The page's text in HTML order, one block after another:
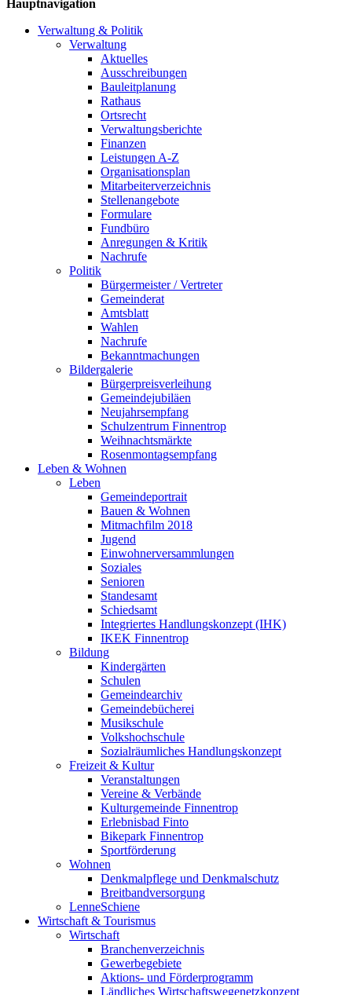
Hauptnavigation
Verwaltung & Politik
Verwaltung
Aktuelles
Ausschreibungen
Bauleitplanung
Rathaus
Ortsrecht
Verwaltungsberichte
Finanzen
Leistungen A-Z
Organisationsplan
Mitarbeiterverzeichnis
Stellenangebote
Formulare
Fundbüro
Anregungen & Kritik
Nachrufe
Politik
Bürgermeister / Vertreter
Gemeinderat
Amtsblatt
Wahlen
Nachrufe
Bekanntmachungen
Bildergalerie
Bürgerpreisverleihung
Gemeindejubiläen
Neujahrsempfang
Schulzentrum Finnentrop
Weihnachtsmärkte
Rosenmontagsempfang
Leben & Wohnen
Leben
Gemeindeportrait
Bauen & Wohnen
Mitmachfilm 2018
Jugend
Einwohnerversammlungen
Soziales
Senioren
Standesamt
Schiedsamt
Integriertes Handlungskonzept (IHK)
IKEK Finnentrop
Bildung
Kindergärten
Schulen
Gemeindearchiv
Gemeindebücherei
Musikschule
Volkshochschule
Sozialräumliches Handlungskonzept
Freizeit & Kultur
Veranstaltungen
Vereine & Verbände
Kulturgemeinde Finnentrop
Erlebnisbad Finto
Bikepark Finnentrop
Sportförderung
Wohnen
Denkmalpflege und Denkmalschutz
Breitbandversorgung
LenneSchiene
Wirtschaft & Tourismus
Wirtschaft
Branchenverzeichnis
Gewerbegebiete
Aktions- und Förderprogramm
Ländliches Wirtschaftswegenetzkonzept